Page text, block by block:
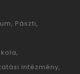
Pászti
Intézmény